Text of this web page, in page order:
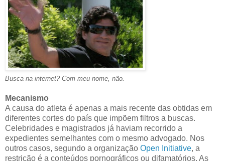
Busca na internet? Com meu nome, não.
Mecanismo
A causa do atleta é apenas a mais recente das obtidas em
diferentes cortes do país que impõem filtros a buscas.
Celebridades e magistrados já haviam recorrido a
expedientes semelhantes com o mesmo advogado. Nos
outros casos, segundo a organização Open Initiative, a
restrição é a conteúdos pornográficos ou difamatórios. As